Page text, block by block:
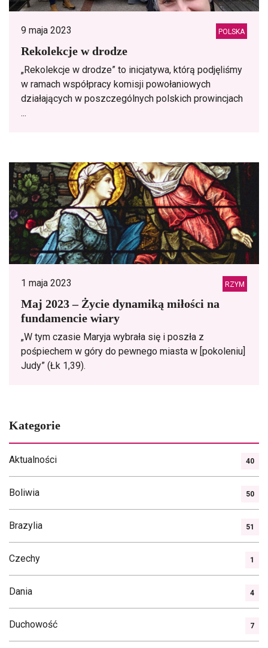
9 maja 2023 POLSKA
Rekolekcje w drodze
„Rekolekcje w drodze” to inicjatywa, którą podjęliśmy
w ramach współpracy komisji powołaniowych
działających w poszczególnych polskich prowincjach
...
1 maja 2023 RZYM
Maj 2023 – Życie dynamiką miłości na
fundamencie wiary
„W tym czasie Maryja wybrała się i poszła z
pośpiechem w góry do pewnego miasta w [pokoleniu]
Judy” (Łk 1,39).
Kategorie
Aktualności 40
Boliwia 50
Brazylia 51
Czechy 1
Dania 4
Duchowość 7